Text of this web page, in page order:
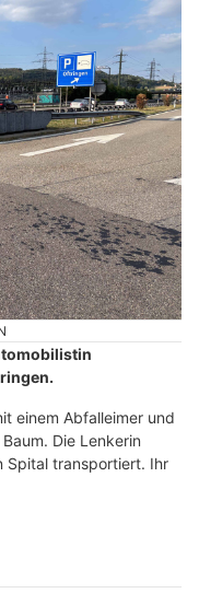
einem Abfalleimer und
Die Lenkerin
Spital transportiert. Ihr